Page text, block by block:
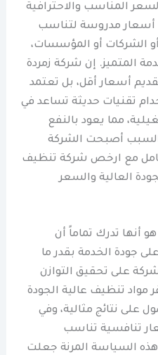
المناسب والاحترافية
أسعار مدروسة لتناسب
الشركات أو المؤسسات،
المتميز. إن شركة زمردة
أسعار أقل، بل تعتمد
تقنيات حديثة تساعد في
مما يعود بالنفع
السبب أصبحت الشركة
مع ارخص شركة تنظيف
العالية والسعر
أنها تدرك تماماً أن
جودة الخدمة بقدر ما
على تحقيق التوازن
مواد تنظيف عالية الجودة
نتائج مثالية، وفي
تنافسية تناسب
هذه السياسة المرنة جعلت